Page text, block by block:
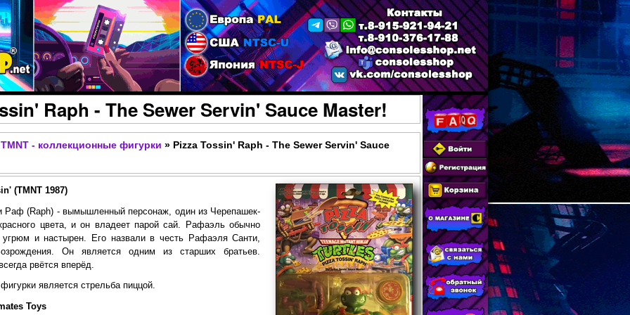
Перейти к основному
содержанию
Raph - The Sewer Servin' Sauce Master!
TMNT - коллекционные фигурки » Pizza Tossin' Raph - The Sewer Servin' Sauce
(TMNT 1987)
Раф (Raph) - вымышленный персонаж, один из Черепашек-
цвета, и он владеет парой сай. Рафаэль обычно
угрюм и настырен. Его назвали в честь Рафаэля Санти,
Он является одним из старших братьев.
рвётся вперёд.
является стрельба пиццой.
Toys